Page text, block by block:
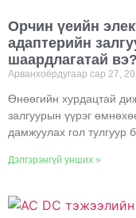
Орчин үеийн
адаптерийн
шаардлагатай вэ?
Арванхоёрдугаар сар 27,
Өнөөгийн хурдацтай
залгуурын үүрэг
дамжуулах гол тулгуур
Дэлгэрэнгүй унших »